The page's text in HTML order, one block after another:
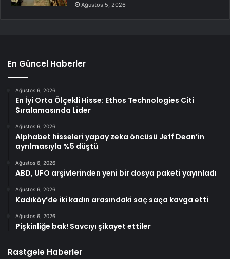
Ağustos 5, 2026
En Güncel Haberler
Ağustos 6, 2026
En İyi Orta Ölçekli Hisse: Ethos Technologies Citi
Sıralamasında Lider
Ağustos 6, 2026
Alphabet hisseleri yapay zeka öncüsü Jeff Dean’in
ayrılmasıyla %5 düştü
Ağustos 6, 2026
ABD, UFO arşivlerinden yeni bir dosya paketi yayınladı
Ağustos 6, 2026
Kadıköy’de iki kadın arasındaki saç saça kavga etti
Ağustos 6, 2026
Pişkinliğe bak! Savcıyı şikayet ettiler
Rastgele Haberler